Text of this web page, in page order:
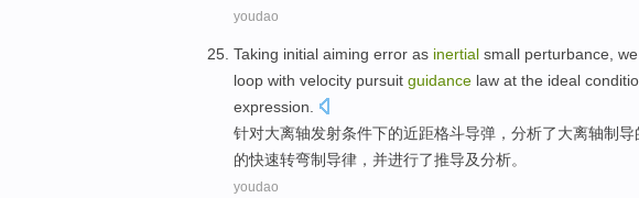
youdao
Taking initial aiming error as inertial small perturbance , we
loop with velocity pursuit guidance law at the ideal
expression
针对大离轴发射条件下的近距格斗导弹 ， 分析了大离轴制导
的快速转弯制导律 ， 并进行了推导及分析。
youdao